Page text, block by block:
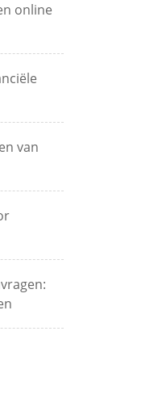
online
van